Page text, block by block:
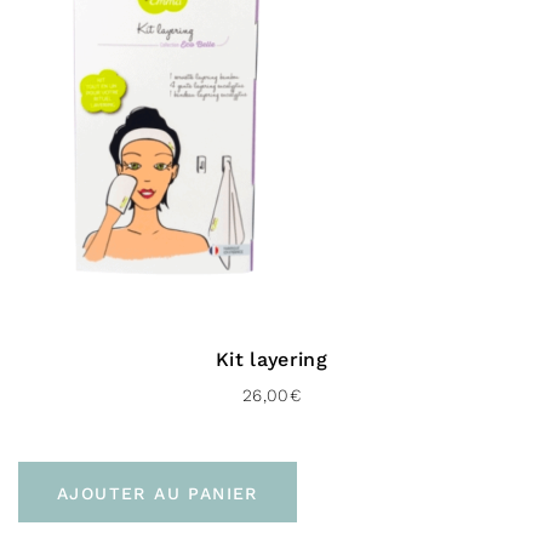
crème hydratante bonne
mine
Huile de coco bio :
vertus hydratantes , va apaiser votre peau mais
aussi la nourrir en profondeur
Eau florale de rose bio :
apaisantes et cicatrisantes, l’eau florale de rose va
de la peau afin de l’hydrater et de garder une peau
Huile de jojoba:Avec ses propriétés surprenantes,
elle va convenir à tous les types de peau. En effet,
Kit layering
26,00€
AJOUTER AU PANIER